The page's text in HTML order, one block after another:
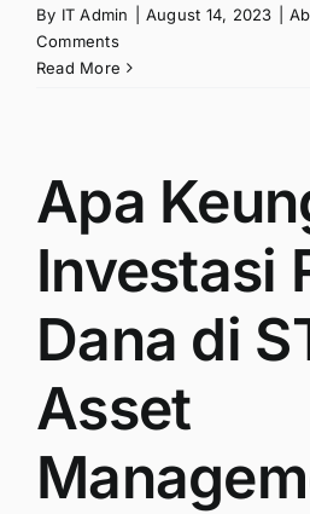
By IT Admin August 14, 2023
Comments
Read More
Apa
Investasi
Dana di
Asset